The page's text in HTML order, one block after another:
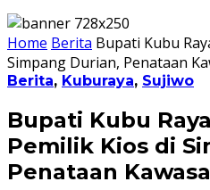
Home Berita Bupati Kubu
Simpang Durian, Penataan
Berita, Kuburaya, Sujiwo
Bupati Kubu
Pemilik Kios di
Penataan